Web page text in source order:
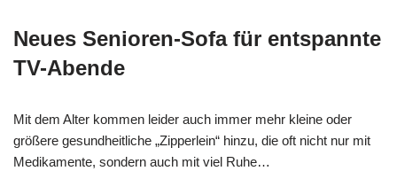
Neues Senioren-Sofa für entspannte
TV-Abende
Mit dem Alter kommen leider auch immer mehr kleine oder
größere gesundheitliche „Zipperlein“ hinzu, die oft nicht nur mit
Medikamente, sondern auch mit viel Ruhe…